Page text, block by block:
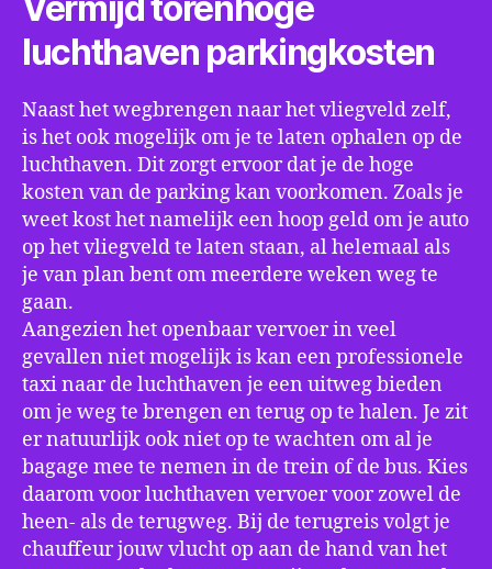
luchthaven parkingkosten
Naast het wegbrengen naar het vliegveld zelf,
is het ook mogelijk om je te laten ophalen op de
luchthaven. Dit zorgt ervoor dat je de hoge
kosten van de parking kan voorkomen. Zoals je
weet kost het namelijk een hoop geld om je auto
op het vliegveld te laten staan, al helemaal als
je van plan bent om meerdere weken weg te
gaan.
Aangezien het openbaar vervoer in veel
gevallen niet mogelijk is kan een professionele
taxi naar de luchthaven je een uitweg bieden
om je weg te brengen en terug op te halen. Je zit
er natuurlijk ook niet op te wachten om al je
bagage mee te nemen in de trein of de bus. Kies
daarom voor luchthaven vervoer voor zowel de
heen- als de terugweg. Bij de terugreis volgt je
chauffeur jouw vlucht op aan de hand van het